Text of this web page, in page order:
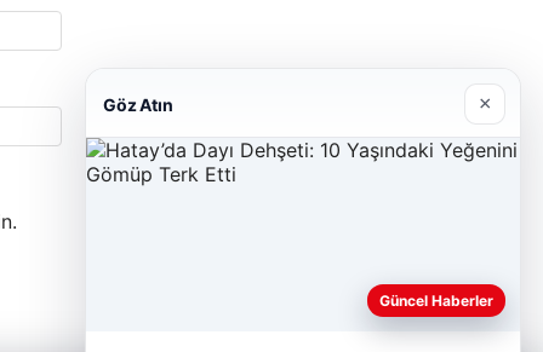
Göz Atın ×
Güncel Haberler